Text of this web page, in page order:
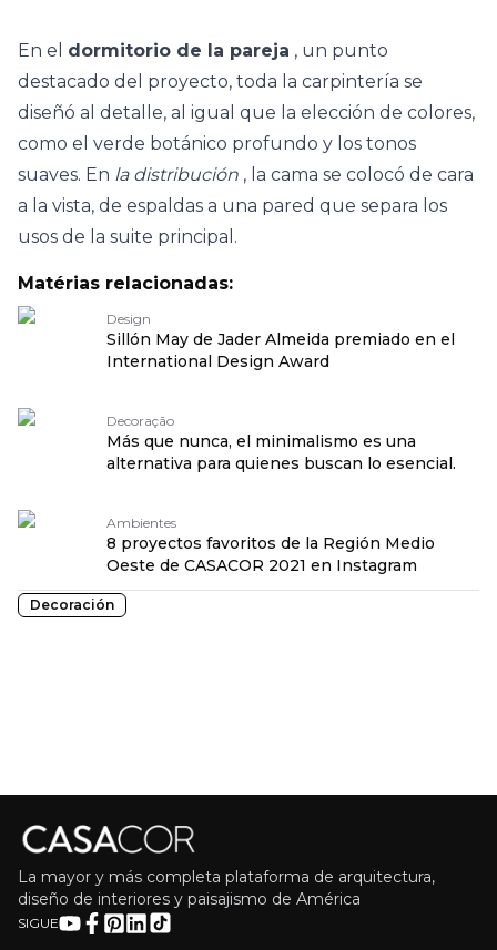
En el dormitorio de la pareja , un punto
destacado del proyecto, toda la carpintería se
diseñó al detalle, al igual que la elección de colores,
como el verde botánico profundo y los tonos
suaves. En la distribución , la cama se colocó de cara
a la vista, de espaldas a una pared que separa los
usos de la suite principal.
Matérias relacionadas:
Design
Sillón May de Jader Almeida premiado en el
International Design Award
Decoração
Más que nunca, el minimalismo es una
alternativa para quienes buscan lo esencial.
Ambientes
8 proyectos favoritos de la Región Medio
Oeste de CASACOR 2021 en Instagram
Decoración
La mayor y más completa plataforma de arquitectura,
diseño de interiores y paisajismo de América
SIGUE